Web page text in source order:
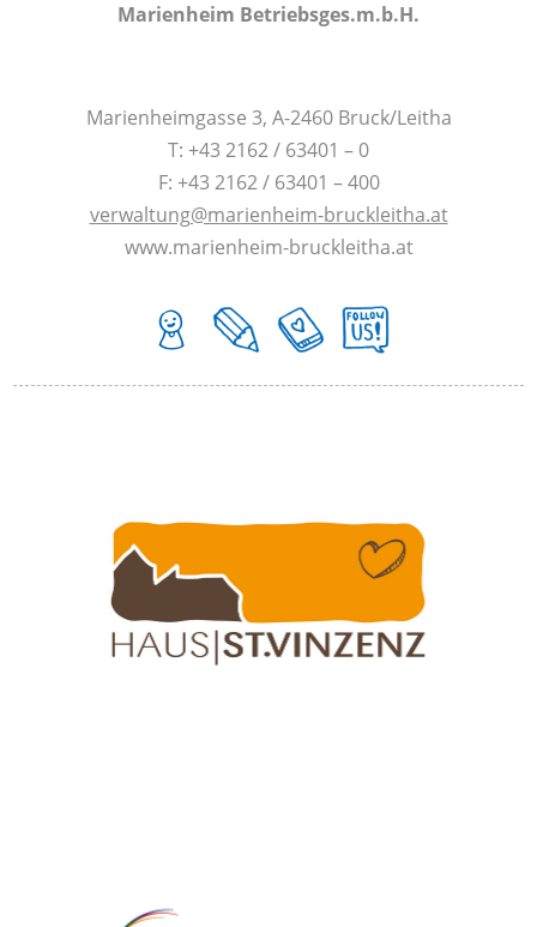
Marienheim Betriebsges.m.b.H.
Marienheimgasse 3, A-2460 Bruck/Leitha
T: +43 2162 / 63401 – 0
F: +43 2162 / 63401 – 400
verwaltung@marienheim-bruckleitha.at
www.marienheim-bruckleitha.at